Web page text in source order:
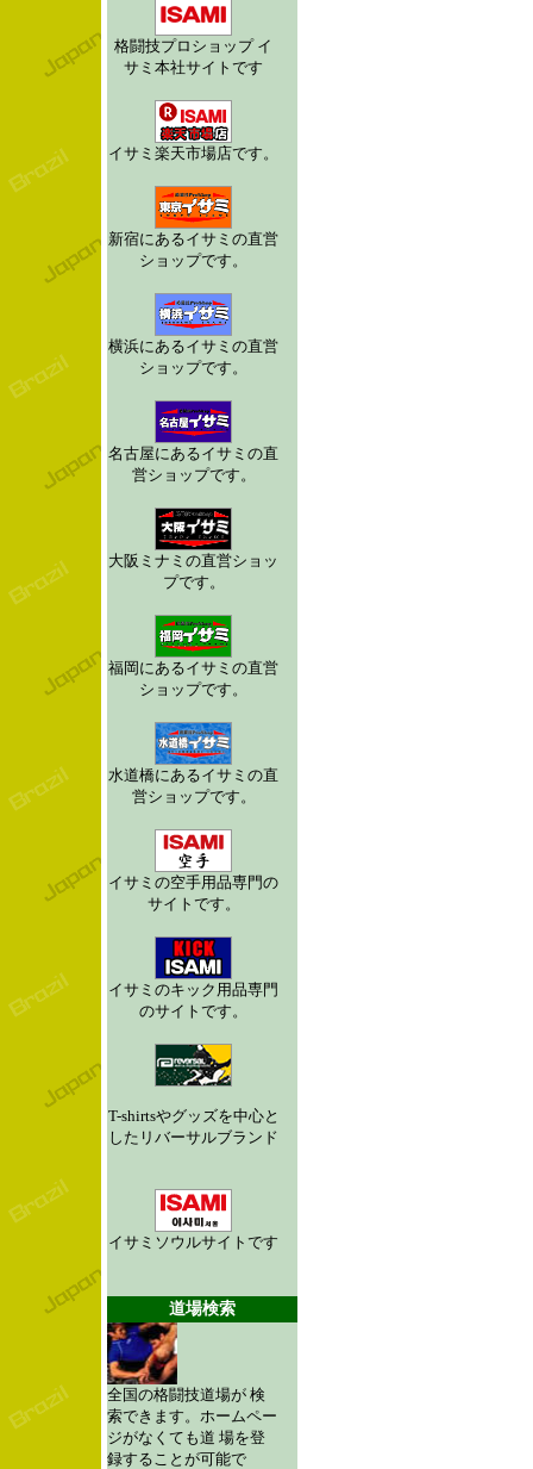
格闘技プロショップ イ
サミ本社サイトです
イサミ楽天市場店です。
新宿にあるイサミの直営
ショップです。
横浜にあるイサミの直営
ショップです。
名古屋にあるイサミの直
営ショップです。
大阪ミナミの直営ショッ
プです。
福岡にあるイサミの直営
ショップです。
水道橋にあるイサミの直
営ショップです。
イサミの空手用品専門の
サイトです。
イサミのキック用品専門
のサイトです。
T-shirtsやグッズを中心と
したリバーサルブランド
イサミソウルサイトです
道場検索
全国の格闘技道場が 検
索できます。ホームペー
ジがなくても道 場を登
録することが可能で